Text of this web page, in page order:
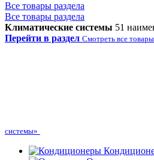
Все товары раздела
Все товары раздела
Климатические системы 51
Перейти в раздел Смотреть все
системы»